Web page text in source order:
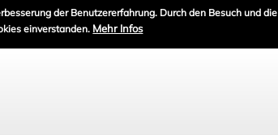
der Benutzererfahrung. Durch den Besuch und die
einverstanden. Mehr Infos